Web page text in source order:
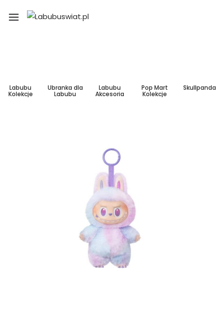
Labubu
Kolekcje
Ubranka dla
Labubu
Labubu
Akcesoria
Pop Mart
Kolekcje
Skullpanda